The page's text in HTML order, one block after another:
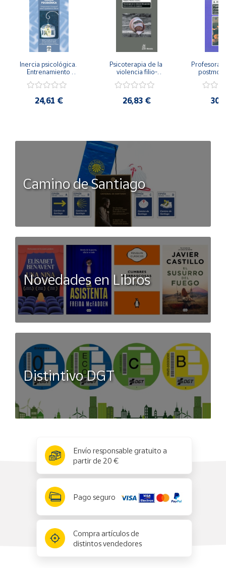
Inercia psicológica.
Entrenamiento
Igualdad de Género.
24,61 €
Psicoterapia de la
violencia filio-
secreto y la
26,83 €
Camino de Santiago
Novedades en Libros
Distintivo DGT
Envío responsable gratuito a
partir de 20 €
Pago seguro
Compra artículos de
distintos vendedores